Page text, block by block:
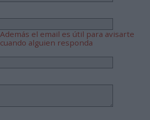
Además el email es útil para avisarte
cuando alguien responda